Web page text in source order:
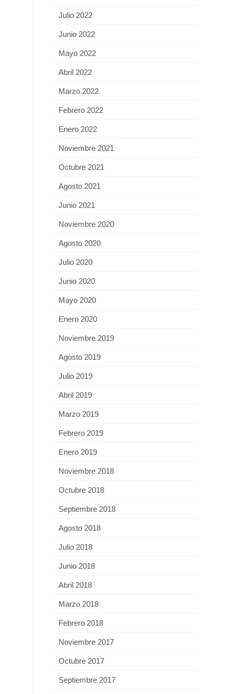
Julio 2022
Junio 2022
Mayo 2022
Abril 2022
Marzo 2022
Febrero 2022
Enero 2022
Noviembre 2021
Octubre 2021
Agosto 2021
Junio 2021
Noviembre 2020
Agosto 2020
Julio 2020
Junio 2020
Mayo 2020
Enero 2020
Noviembre 2019
Agosto 2019
Julio 2019
Abril 2019
Marzo 2019
Febrero 2019
Enero 2019
Noviembre 2018
Octubre 2018
Septiembre 2018
Agosto 2018
Julio 2018
Junio 2018
Abril 2018
Marzo 2018
Febrero 2018
Noviembre 2017
Octubre 2017
Septiembre 2017